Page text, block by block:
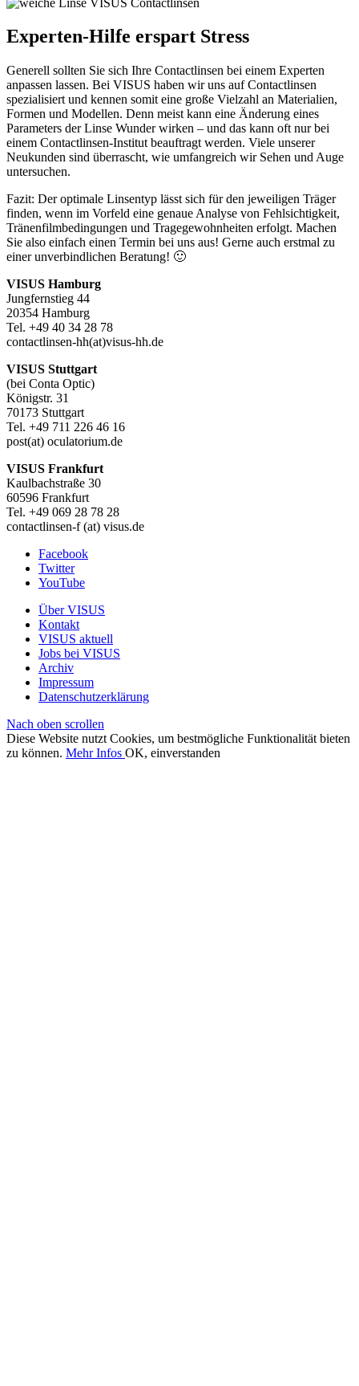
Experten-Hilfe erspart Stress
Generell sollten Sie sich Ihre Contactlinsen bei einem Experten
anpassen lassen. Bei VISUS haben wir uns auf Contactlinsen
spezialisiert und kennen somit eine große Vielzahl an Materialien,
Formen und Modellen. Denn meist kann eine Änderung eines
Parameters der Linse Wunder wirken – und das kann oft nur bei
einem Contactlinsen-Institut beauftragt werden. Viele unserer
Neukunden sind überrascht, wie umfangreich wir Sehen und Auge
untersuchen.
Fazit: Der optimale Linsentyp lässt sich für den jeweiligen Träger
finden, wenn im Vorfeld eine genaue Analyse von Fehlsichtigkeit,
Tränenfilmbedingungen und Tragegewohnheiten erfolgt. Machen
Sie also einfach einen Termin bei uns aus! Gerne auch erstmal zu
einer unverbindlichen Beratung! 🙂
VISUS Hamburg
Jungfernstieg 44
20354 Hamburg
Tel. +49 40 34 28 78
contactlinsen-hh(at)visus-hh.de
VISUS Stuttgart
(bei Conta Optic)
Königstr. 31
70173 Stuttgart
Tel. +49 711 226 46 16
post(at) oculatorium.de
VISUS Frankfurt
Kaulbachstraße 30
60596 Frankfurt
Tel. +49 069 28 78 28
contactlinsen-f (at) visus.de
Facebook
Twitter
YouTube
Über VISUS
Kontakt
VISUS aktuell
Jobs bei VISUS
Archiv
Impressum
Datenschutzerklärung
Nach oben scrollen
Diese Website nutzt Cookies, um bestmögliche Funktionalität bieten
zu können. Mehr Infos OK, einverstanden